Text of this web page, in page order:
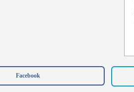
Facebook